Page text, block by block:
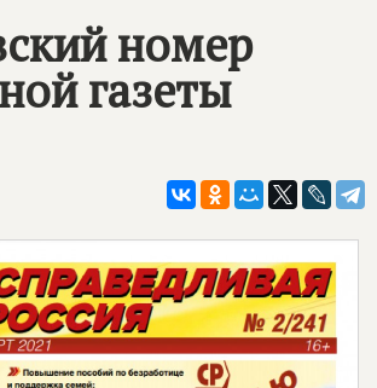
Контактыномер
газеты